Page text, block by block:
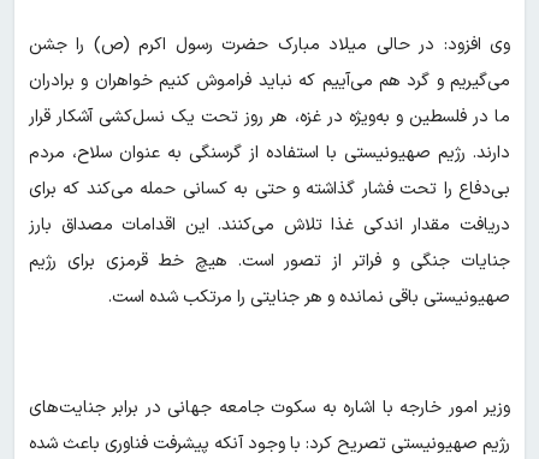
وی افزود: در حالی میلاد مبارک حضرت رسول اکرم (ص) را جشن
می‌گیریم و گرد هم می‌آییم که نباید فراموش کنیم خواهران و برادران
ما در فلسطین و به‌ویژه در غزه، هر روز تحت یک نسل‌کشی آشکار قرار
دارند. رژیم صهیونیستی با استفاده از گرسنگی به‌ عنوان سلاح، مردم
بی‌دفاع را تحت فشار گذاشته و حتی به کسانی حمله می‌کند که برای
دریافت مقدار اندکی غذا تلاش می‌کنند. این اقدامات مصداق بارز
جنایات جنگی و فراتر از تصور است. هیچ خط قرمزی برای رژیم
صهیونیستی باقی نمانده و هر جنایتی را مرتکب شده است.
وزیر امور خارجه با اشاره به سکوت جامعه جهانی در برابر جنایت‌های
رژیم صهیونیستی تصریح کرد: با وجود آنکه پیشرفت فناوری باعث شده